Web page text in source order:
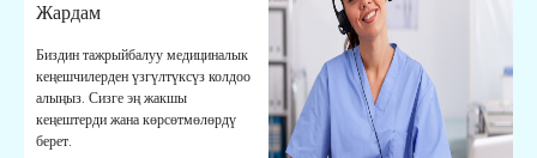
Жардам
Биздин тажрыйбалуу медициналык
кеңешчилерден үзгүлтүксүз колдоо
алыңыз. Сизге эң жакшы
кеңештерди жана көрсөтмөлөрдү
берет.